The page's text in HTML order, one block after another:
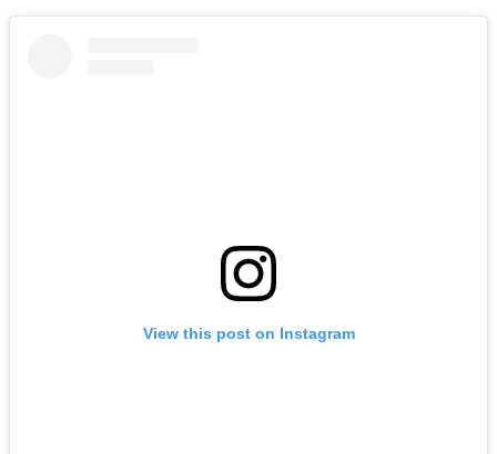
View this post on Instagram